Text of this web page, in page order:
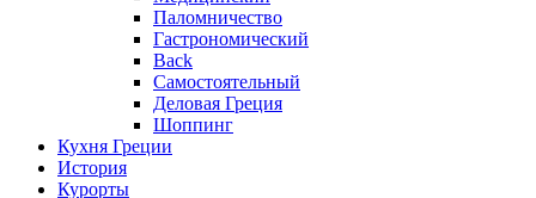
Паломничество
Гастрономический
Back
Самостоятельный
Деловая Греция
Шоппинг
Кухня Греции
История
Курорты